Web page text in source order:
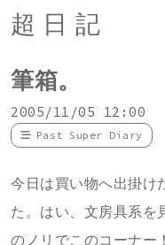
超日記
筆箱。
2005/11/05 12:00
Past Super Diary
今日は買い物へ出掛け
た。はい、文房具系を
のノリでこのコーナー！